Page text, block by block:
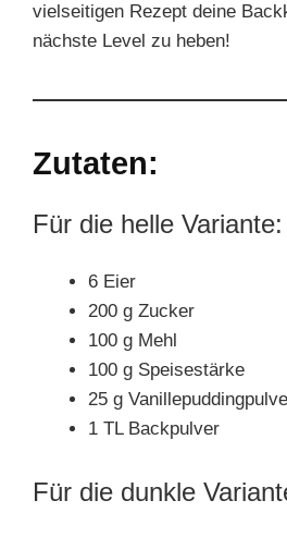
vielseitigen Rezept deine
nächste Level zu heben!
Zutaten:
Für die helle Variante:
6 Eier
200 g Zucker
100 g Mehl
100 g Speisestärke
25 g
1 TL Backpulver
Für die dunkle